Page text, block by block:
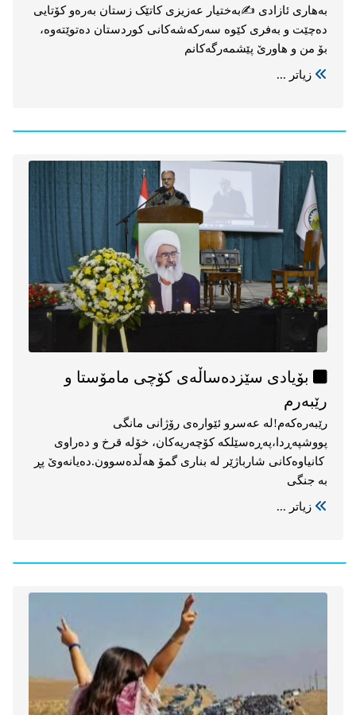
بەختیار عەزیزی
بەهاری ئازادی ✍️بەختیار عەزیزی کاتێک زستان بەرەو کۆتایی
دەچێت و بەفری کێوە سەرکەشەکانی کوردستان دەتوێتەوە،
بۆ من و هاورێ پێشمەرگەکانم
بۆیادی سێزدەساڵەی کۆچی مامۆستا و
رێبەرم
رێبەرەکەم!لە عەسرو ئێوارەی رۆژانی مانگی
پووشپەڕدا،پەڕەسێلکە کۆچەریەکان، خۆلە قرخ و دەراوی
کانیاوەکانی شارباژێر لە بناری گمۆ هەڵدەسوون.دەیانەوێ پڕ
بە جنگی